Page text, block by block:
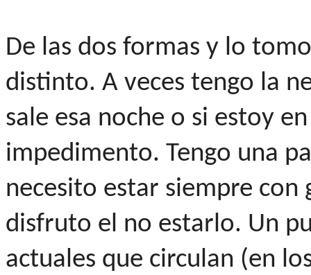
De las dos formas y lo
distinto. A veces tengo la
sale esa noche o si estoy
impedimento. Tengo una
necesito estar siempre con
disfruto el no estarlo. Un
actuales que circulan (en